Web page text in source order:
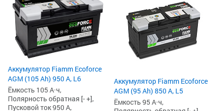
Аккумулятор Fiamm Ecoforce
AGM (105 Ah) 950 А, L6
Ёмкость 105 А·ч,
Полярность обратная [- +],
Пусковой ток 950 А,
Аккумулятор Fiamm Ecoforce
AGM (95 Ah) 850 A, L5
Ёмкость 95 А·ч,